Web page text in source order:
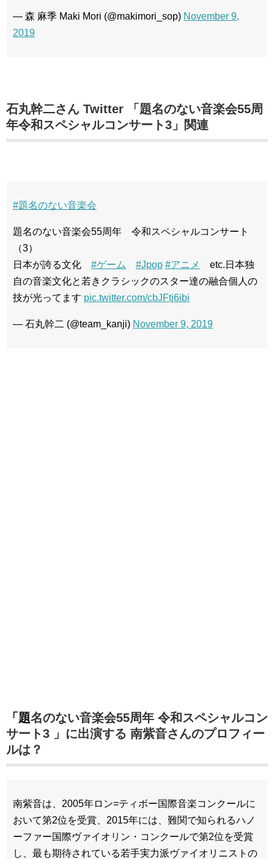
— 森 麻季 Maki Mori (@makimori_sop) November 9,
2019
石丸幹二さん Twitter 「題名のない音楽会55周
年令和スペシャルコンサート3」関連
#題名のない音楽会
題名のない音楽会55周年 令和スペシャルコンサート
（3）
日本が誇る文化 #ゲーム #Jpop #アニメ
etc.日本独
自の音楽文化と若きクラシックのスター達の融合個人の
技が光ってます pic.twitter.com/cbJFtj6ibi
— 石丸幹二 (@team_kanji) November 9, 2019
「題名のない音楽会55周年 令和スペシャルコン
サート3 」に出演する 南紫音さんのプロフィー
ルは？
南紫音は、2005年ロン=ティボー国際音楽コンクールに
おいて第2位を受賞、2015年には、難関で知られるハノ
ーファー国際ヴァイオリン・コンクールで第2位を受賞
し、最も期待されている若手実力派ヴァイオリニストの